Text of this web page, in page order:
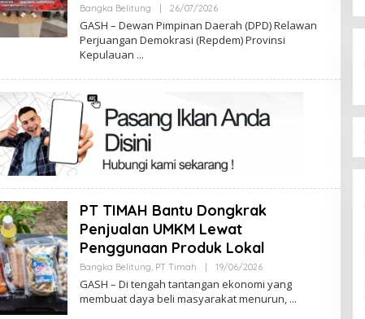
Bangka Belitung 26/07/2026Oleh
GASH – Dewan Pimpinan Daerah (DPD) Relawan
Perjuangan Demokrasi (Repdem) Provinsi
Kepulauan
PT TIMAH Bantu Dongkrak
Penjualan UMKM Lewat
Penggunaan Produk Lokal
Bangka Belitung, PT Timah 19/06/2026Oleh
GASH – Di tengah tantangan ekonomi yang
membuat daya beli masyarakat menurun,
Terpilih di Musda VI, Rina Tarol
Bawa Misi Besar Bangkitkan
Golkar Bangka Selatan
Di Bangka Selatan, Politik | 29/03/2026